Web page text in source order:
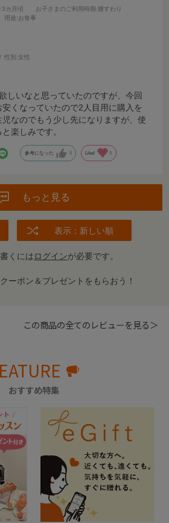
3カ月頃 お子さまのご利用時期 :腰すわり
用途:お食事
性別:女性
しいなと思っていたのですが、今回
くなっていたので2人目用に購入を
なのでもう少し先になりますが、使
楽しみです。
参考になった 0 Like! 0
もっと見る
表示：新しい順
くにはログインが必要です。
ーポン＆プレゼントをもらおう！
この商品の全てのレビューを見る＞
おすすめ特集